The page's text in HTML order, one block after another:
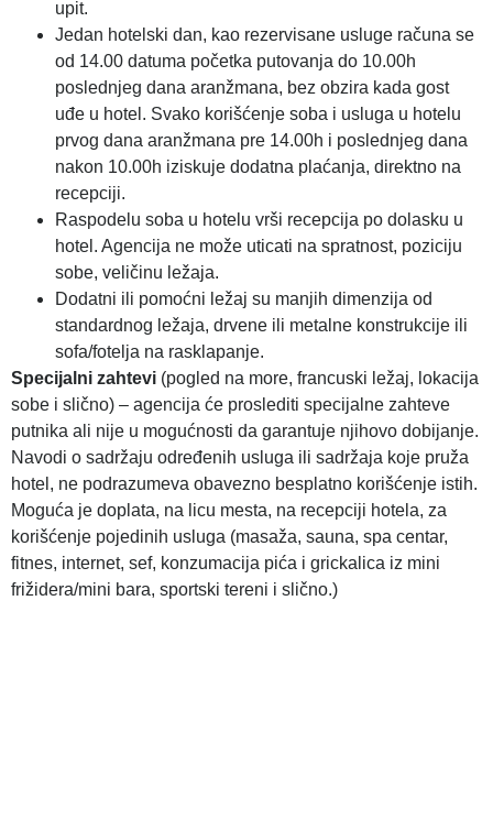
upit.
Jedan hotelski dan, kao rezervisane usluge računa se
od 14.00 datuma početka putovanja do 10.00h
poslednjeg dana aranžmana, bez obzira kada gost
uđe u hotel. Svako korišćenje soba i usluga u hotelu
prvog dana aranžmana pre 14.00h i poslednjeg dana
nakon 10.00h iziskuje dodatna plaćanja, direktno na
recepciji.
Raspodelu soba u hotelu vrši recepcija po dolasku u
hotel. Agencija ne može uticati na spratnost, poziciju
sobe, veličinu ležaja.
Dodatni ili pomoćni ležaj su manjih dimenzija od
standardnog ležaja, drvene ili metalne konstrukcije ili
sofa/fotelja na rasklapanje.
Specijalni zahtevi (pogled na more, francuski ležaj, lokacija
sobe i slično) – agencija će proslediti specijalne zahteve
putnika ali nije u mogućnosti da garantuje njihovo dobijanje.
Navodi o sadržaju određenih usluga ili sadržaja koje pruža
hotel, ne podrazumeva obavezno besplatno korišćenje istih.
Moguća je doplata, na licu mesta, na recepciji hotela, za
korišćenje pojedinih usluga (masaža, sauna, spa centar,
fitnes, internet, sef, konzumacija pića i grickalica iz mini
frižidera/mini bara, sportski tereni i slično.)